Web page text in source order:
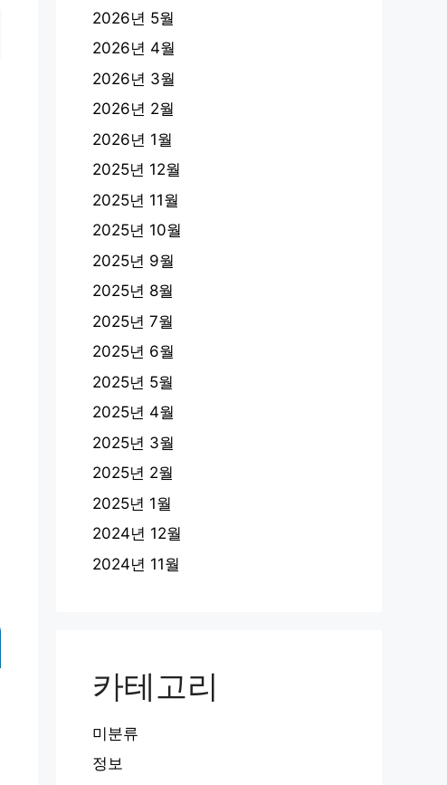
2026년 5월
2026년 4월
2026년 3월
2026년 2월
2026년 1월
2025년 12월
2025년 11월
2025년 10월
2025년 9월
2025년 8월
2025년 7월
2025년 6월
2025년 5월
2025년 4월
2025년 3월
2025년 2월
2025년 1월
2024년 12월
2024년 11월
카테고리
미분류
정보